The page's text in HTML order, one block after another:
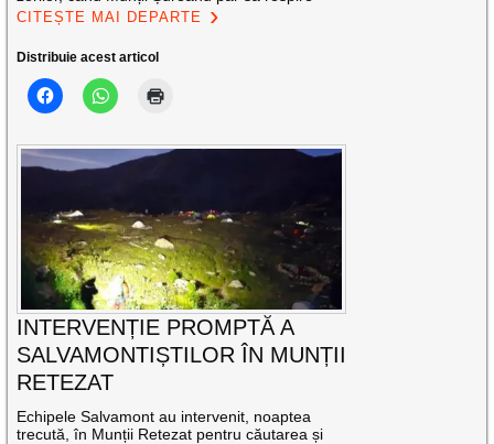
CITEȘTE MAI DEPARTE
Distribuie acest articol
INTERVENȚIE PROMPTĂ A
SALVAMONTIȘTILOR ÎN MUNȚII
RETEZAT
Echipele Salvamont au intervenit, noaptea
trecută, în Munții Retezat pentru căutarea și